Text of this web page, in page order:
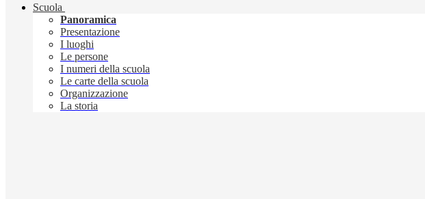
Scuola
Panoramica
Presentazione
I luoghi
Le persone
I numeri della scuola
Le carte della scuola
Organizzazione
La storia